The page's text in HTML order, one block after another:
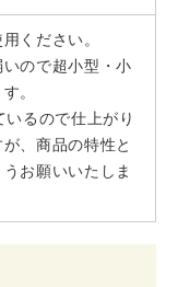
ください。
いので超小型・小
。
いるので仕上がり
、商品の特性と
お願いいたしま